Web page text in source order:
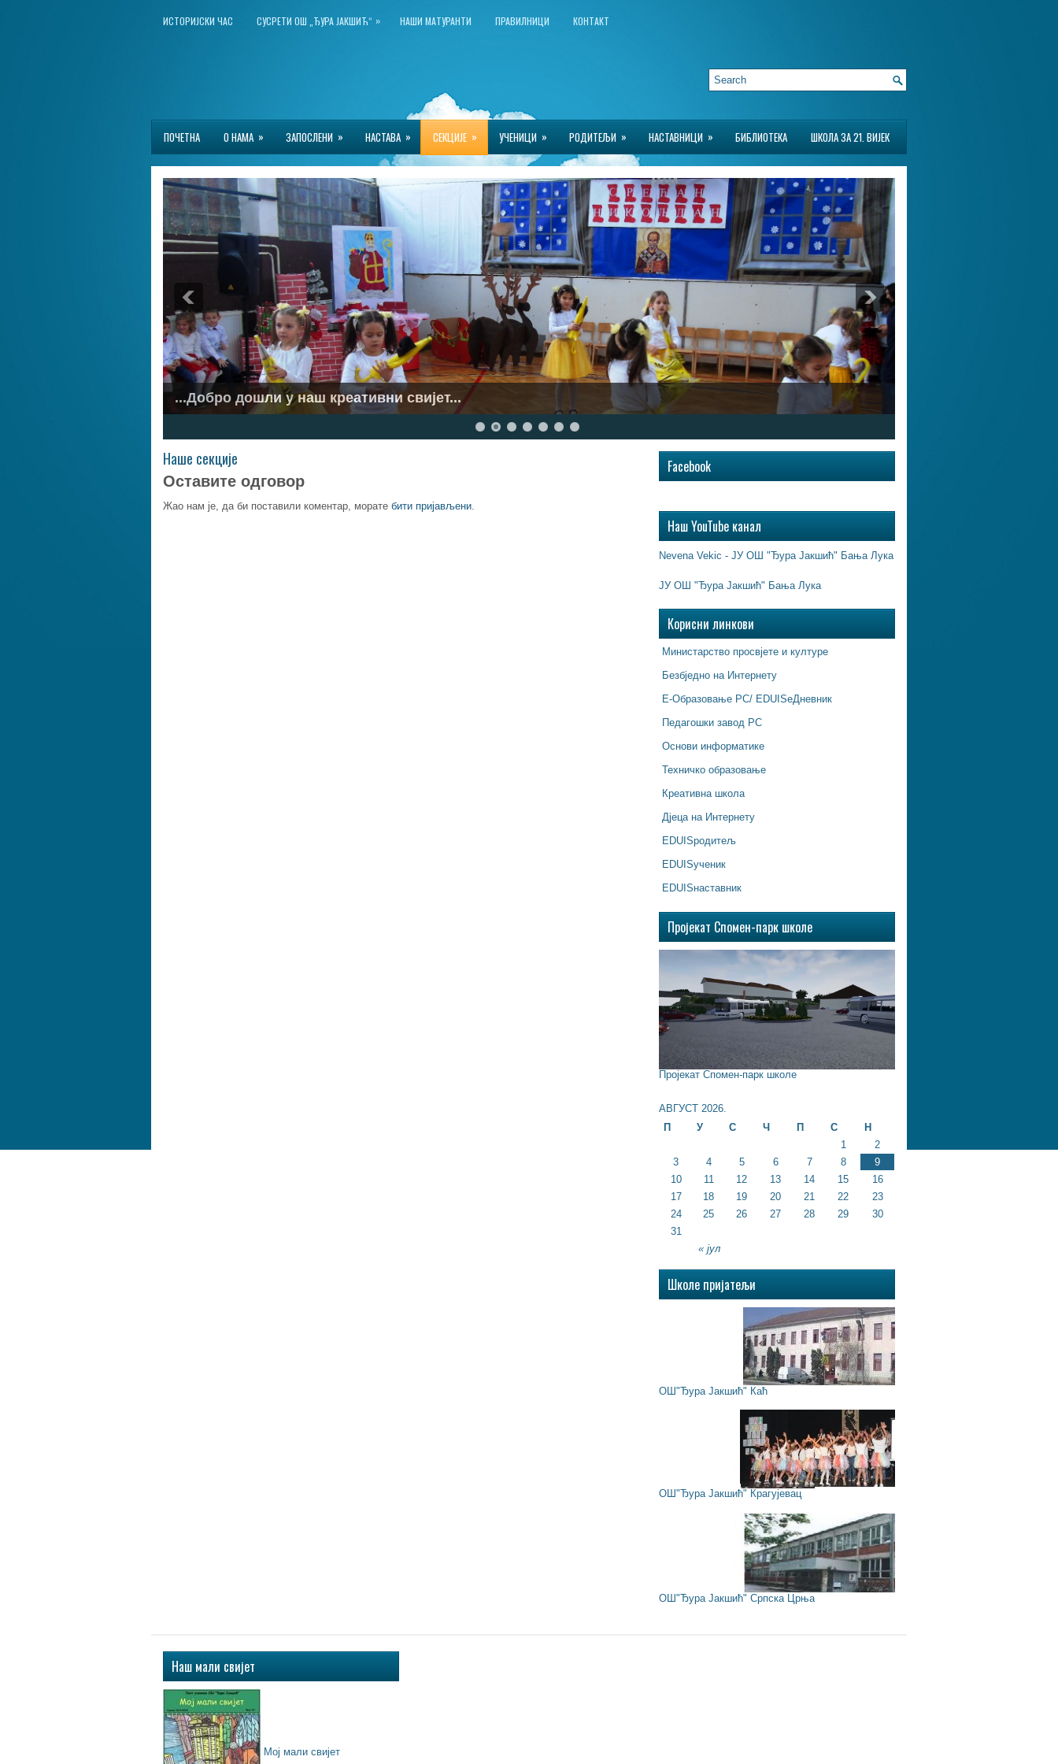
ИСТОРИЈСКИ ЧАС СУСРЕТИ ОШ „ЂУРА ЈАКШИЋ“ » НАШИ МАТУРАНТИ ПРАВИЛНИЦИ КОНТАКТ
ПОЧЕТНА О НАМА » ЗАПОСЛЕНИ » НАСТАВА » СЕКЦИЈЕ » УЧЕНИЦИ » РОДИТЕЉИ » НАСТАВНИЦИ » БИБЛИОТЕКА ШКОЛА ЗА 21. ВИЈЕК
...Добро дошли у наш креативни свијет...
...Ускликнимо с љубављу...
Наше секције
Оставите одговор
Жао нам је, да би поставили коментар, морате бити пријављени.
Facebook
Наш YouTube канал
Nevena Vekic - ЈУ ОШ "Ђура Јакшић" Бања Лука
ЈУ ОШ "Ђура Јакшић" Бања Лука
Корисни линкови
Министарство просвјете и културе
Безбједно на Интернету
Е-Образовање РС/ EDUISeДневник
Педагошки завод РС
Основи информатике
Техничко образовање
Креативна школа
Дјеца на Интернету
EDUISродитељ
EDUISученик
EDUISнаставник
Пројекат Спомен-парк школе
Пројекат Спомен-парк школе
АВГУСТ 2026.
П
У С Ч П С Н
« јул
1
2
3
4 5 6 7 8
9
10
11 12 13 14 15
16
17
18 19 20 21 22
23
24
25 26 27 28 29
30
31
Школе пријатељи
ОШ"Ђура Јакшић" Каћ
ОШ"Ђура Јакшић" Крагујевац
ОШ"Ђура Јакшић" Српска Црња
Наш мали свијет
Мој мали свијет